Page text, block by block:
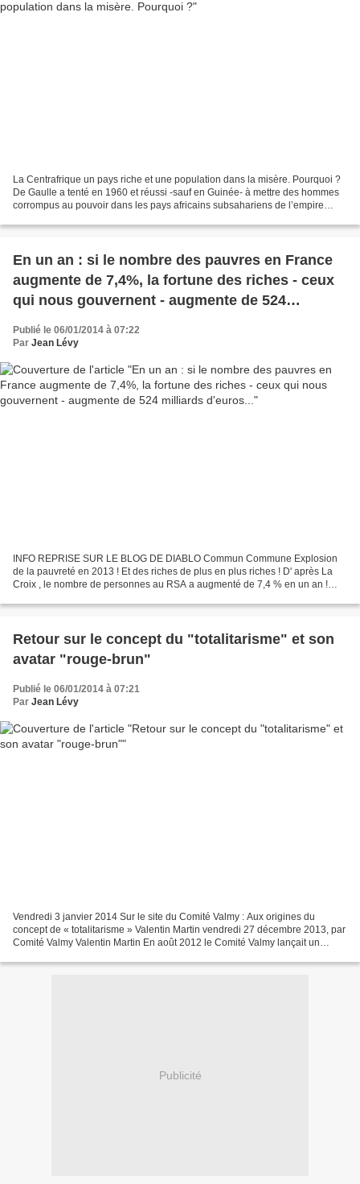
La Centrafrique un pays riche et une population dans la misère. Pourquoi ?
De Gaulle a tenté en 1960 et réussi -sauf en Guinée- à mettre des hommes
corrompus au pouvoir dans les pays africains subsahariens de l’empire
En un an : si le nombre des pauvres en France
augmente de 7,4%, la fortune des riches - ceux
qui nous gouvernent - augmente de 524
milliards d'euros...
Publié le 06/01/2014 à 07:22
Par Jean Lévy
INFO REPRISE SUR LE BLOG DE DIABLO Commun Commune Explosion
de la pauvreté en 2013 ! Et des riches de plus en plus riches ! D' après La
Croix , le nombre de personnes au RSA a augmenté de 7,4 % en un an !
Retour sur le concept du "totalitarisme" et son
avatar "rouge-brun"
Publié le 06/01/2014 à 07:21
Par Jean Lévy
Vendredi 3 janvier 2014 Sur le site du Comité Valmy : Aux origines du
concept de « totalitarisme » Valentin Martin vendredi 27 décembre 2013, par
Comité Valmy Valentin Martin En août 2012 le Comité Valmy lançait un
Publicité